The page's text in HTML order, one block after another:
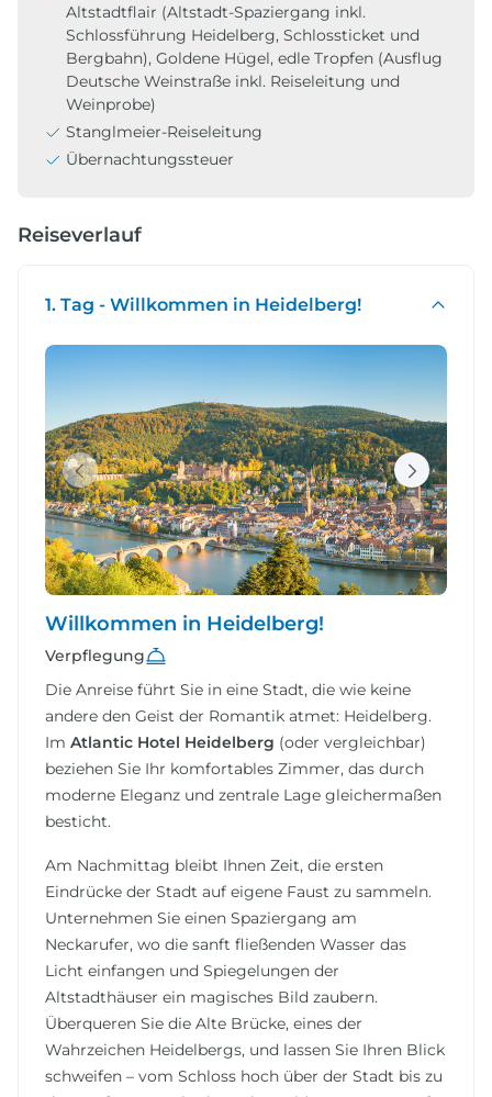
Altstadtflair (Altstadt-Spaziergang inkl.
Schlossführung Heidelberg, Schlossticket und
Bergbahn), Goldene Hügel, edle Tropfen (Ausflug
Deutsche Weinstraße inkl. Reiseleitung und
Weinprobe)
Stanglmeier-Reiseleitung
Übernachtungssteuer
Reiseverlauf
1. Tag - Willkommen in Heidelberg!
Willkommen in Heidelberg!
Verpflegung
Die Anreise führt Sie in eine Stadt, die wie keine
andere den Geist der Romantik atmet: Heidelberg.
Im Atlantic Hotel Heidelberg (oder vergleichbar)
beziehen Sie Ihr komfortables Zimmer, das durch
moderne Eleganz und zentrale Lage gleichermaßen
besticht.
Am Nachmittag bleibt Ihnen Zeit, die ersten
Eindrücke der Stadt auf eigene Faust zu sammeln.
Unternehmen Sie einen Spaziergang am
Neckarufer, wo die sanft fließenden Wasser das
Licht einfangen und Spiegelungen der
Altstadthäuser ein magisches Bild zaubern.
Überqueren Sie die Alte Brücke, eines der
Wahrzeichen Heidelbergs, und lassen Sie Ihren Blick
schweifen – vom Schloss hoch über der Stadt bis zu